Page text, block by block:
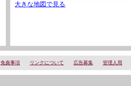
大きな地図で見る
免責事項 リンクについて 広告募集 管理人用